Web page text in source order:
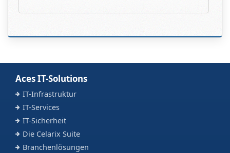
Aces IT-Solutions
IT-Infrastruktur
IT-Services
IT-Sicherheit
Die Celarix Suite
Branchenlösungen